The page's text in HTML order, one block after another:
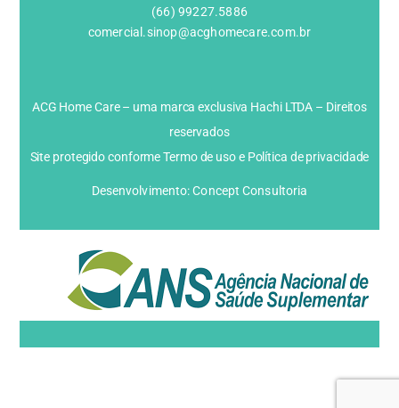
(66) 99227.5886
comercial.sinop@acghomecare.com.br
ACG Home Care – uma marca exclusiva Hachi LTDA – Direitos
reservados
Site protegido conforme Termo de uso e Política de privacidade
Desenvolvimento: Concept Consultoria